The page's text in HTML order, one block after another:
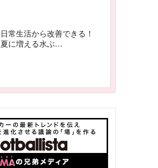
日常生活から改善できる！
夏に増える水ぶ…